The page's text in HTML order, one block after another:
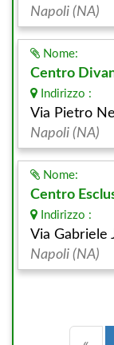
Napoli (NA)
Nome:
Centro
Indirizzo :
Via Pietro
Napoli (NA)
Nome:
Centro
Indirizzo :
Via Gabriele
Napoli (NA)